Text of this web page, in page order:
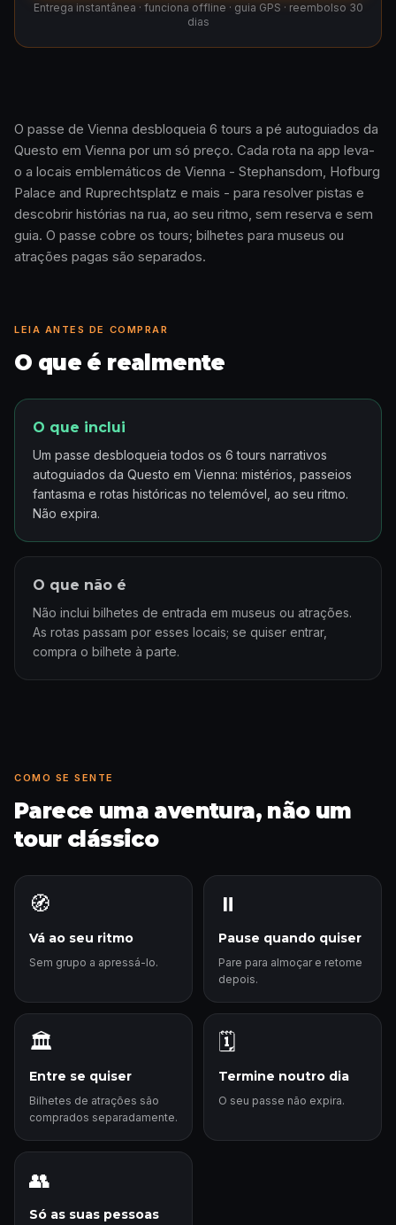
Entrega instantânea · funciona offline · guia GPS · reembolso 30
dias
O passe de Vienna desbloqueia 6 tours a pé autoguiados da
Questo em Vienna por um só preço. Cada rota na app leva-
o a locais emblemáticos de Vienna - Stephansdom, Hofburg
Palace and Ruprechtsplatz e mais - para resolver pistas e
descobrir histórias na rua, ao seu ritmo, sem reserva e sem
guia. O passe cobre os tours; bilhetes para museus ou
atrações pagas são separados.
LEIA ANTES DE COMPRAR
O que é realmente
O que inclui
Um passe desbloqueia todos os 6 tours narrativos
autoguiados da Questo em Vienna: mistérios, passeios
fantasma e rotas históricas no telemóvel, ao seu ritmo.
Não expira.
O que não é
Não inclui bilhetes de entrada em museus ou atrações.
As rotas passam por esses locais; se quiser entrar,
compra o bilhete à parte.
COMO SE SENTE
Parece uma aventura, não um
tour clássico
🧭
Vá ao seu ritmo
Sem grupo a apressá-lo.
⏸️
Pause quando quiser
Pare para almoçar e retome
depois.
🏛️
Entre se quiser
Bilhetes de atrações são
comprados separadamente.
🗓️
Termine noutro dia
O seu passe não expira.
👥
Só as suas pessoas